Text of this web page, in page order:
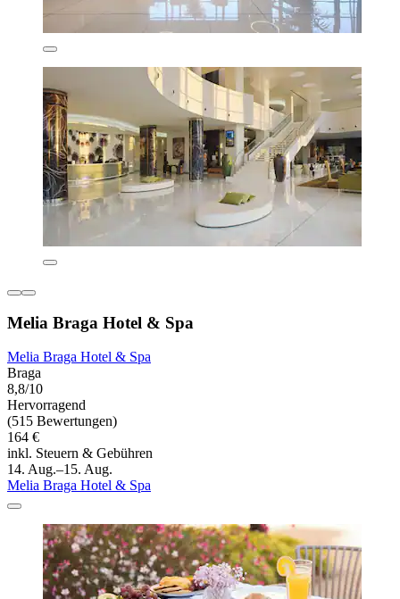
Melia Braga Hotel & Spa
Melia Braga Hotel & Spa
Braga
8,8/10
Hervorragend
(515 Bewertungen)
164 €
inkl. Steuern & Gebühren
14. Aug.–15. Aug.
Melia Braga Hotel & Spa